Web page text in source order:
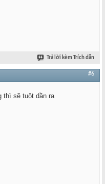
Trả lời kèm Trích dẫn
#6
thì sẽ tuột dần ra